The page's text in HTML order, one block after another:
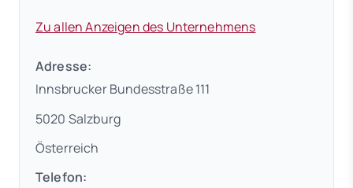
Zu allen Anzeigen des Unternehmens
Adresse:
Innsbrucker Bundesstraße 111
5020 Salzburg
Österreich
Telefon: